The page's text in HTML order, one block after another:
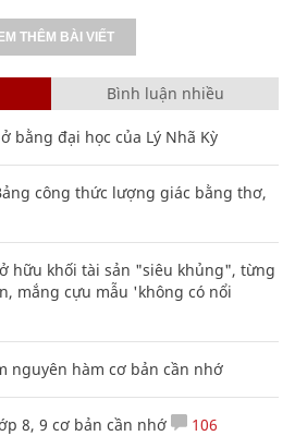
THÊM BÀI VIẾT
Bình luận nhiều
bằng đại học của Lý Nhã Kỳ
công thức lượng giác bằng thơ,
hữu khối tài sản "siêu khủng", từng
mắng cựu mẫu 'không có nổi
nguyên hàm cơ bản cần nhớ
8, 9 cơ bản cần nhớ 106